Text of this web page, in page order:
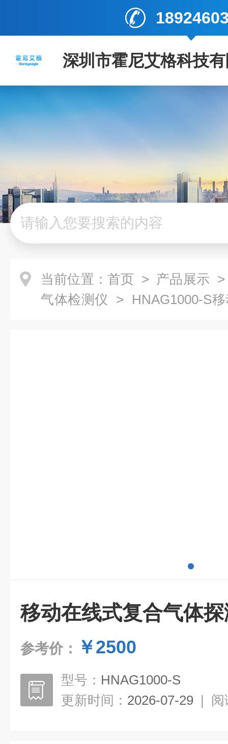
深圳市霍尼艾格科技
当前位置： 首页 > 产品展示
气体检测仪 > HNAG1000-S
移动在线式复合气体
参考价： ￥2500
型号： HNAG1000-S
更新时间： 2026-07-29 | 阅